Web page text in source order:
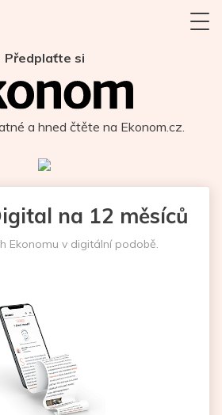
Předplaťte si
a hned čtěte na Ekonom.cz.
na 12 měsíců
Ekonomu v digitální podobě.